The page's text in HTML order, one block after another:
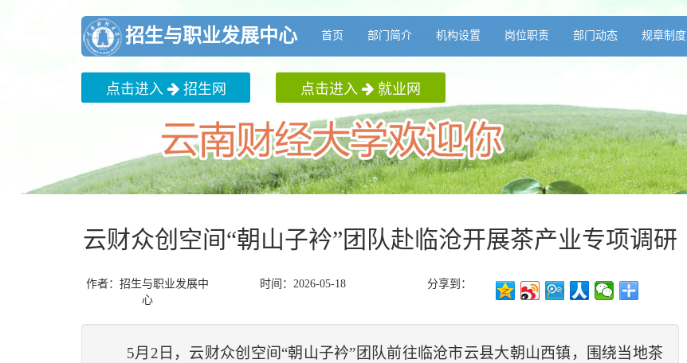
招生与职业发展中心 首页 部门简介 机构设置 岗位职责 部门动态 规章制度
点击进入 招生网 点击进入 就业网
云财众创空间“朝山子衿”团队赴临沧开展茶产业专项调研
作者：招生与职业发展中
心
时间：2026-05-18 分享到：
5月2日，云财众创空间 “朝山子衿”团队前往临沧市云县大朝山西镇，围绕当地茶